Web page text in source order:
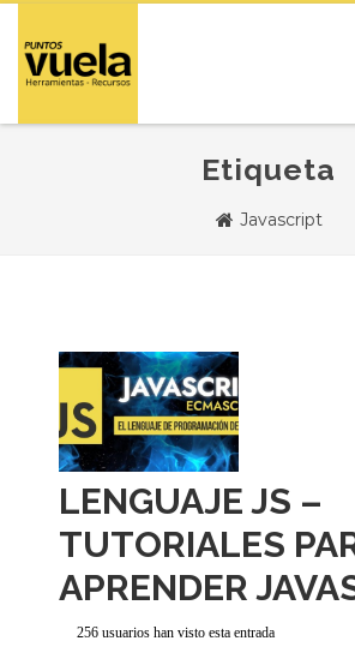
Etiqueta
Javascript
LENGUAJE JS –
TUTORIALES
APRENDER
256 usuarios han visto esta entrada